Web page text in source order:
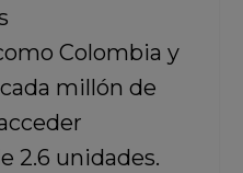
Colombia y
millón de
2.6 unidades.